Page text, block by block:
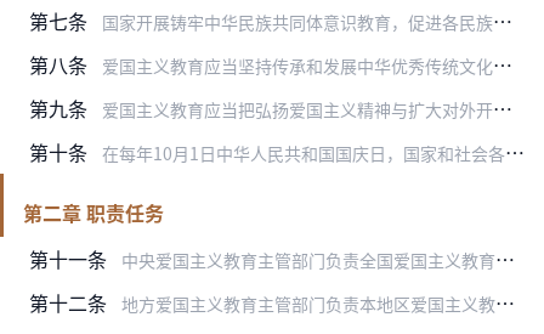
第七条 国家开展铸牢中华民族共同体意识教育，促进各民族交往交流交融，增进对伟大祖国、中华民族、中华文化、中国共产党、中国特色社会主义的认同，构筑中华民族共有精神家园。
第八条 爱国主义教育应当坚持传承和发展中华优秀传统文化，弘扬社会主义核心价值观，推进中国特色社会主义文化建设，坚定文化自信，建设中华民族现代文明。
第九条 爱国主义教育应当把弘扬爱国主义精神与扩大对外开放结合起来，坚持理性、包容、开放，尊重各国历史特点和文化传统，借鉴吸收人类一切优秀文明成果。
第十条 在每年10月1日中华人民共和国国庆日，国家和社会各方面举行多种形式的庆祝活动，集中开展爱国主义教育。
第二章 职责任务
第十一条
中央爱国主义教育主管部门负责全国爱国主义教育工作的指导、监督和统筹协调。
第十二条 地方爱国主义教育主管部门负责本地区爱国主义教育工作的指导、监督和统筹协调。